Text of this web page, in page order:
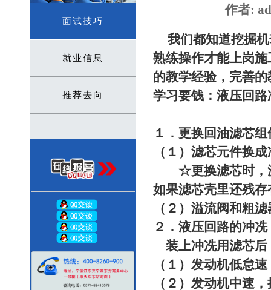
面试技巧
就业信息
推荐去向
作者:
我们都知道挖掘
熟练操作才能上岗
的教学经验，完善
学习要钱：液压回路
１．更换回油滤芯
（１）滤芯元件换
☆更换滤芯时，滤
如果滤芯壳里还残
（２）溢流阀和粗
２．液压回路的冲冼
装上冲冼用滤芯后
（１）发动机低怠
（２）发动机中速